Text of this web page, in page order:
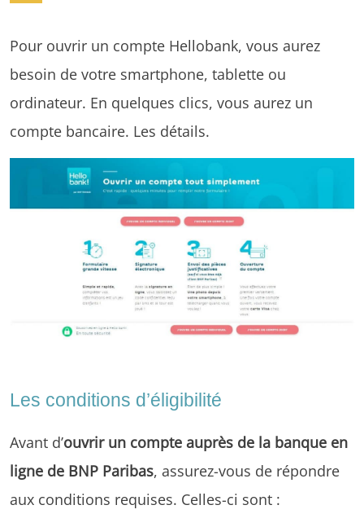
Pour ouvrir un compte Hellobank, vous aurez
besoin de votre smartphone, tablette ou
ordinateur. En quelques clics, vous aurez un
compte bancaire. Les détails.
Les conditions d’éligibilité
Avant d’ouvrir un compte auprès de la banque en
ligne de BNP Paribas, assurez-vous de répondre
aux conditions requises. Celles-ci sont :